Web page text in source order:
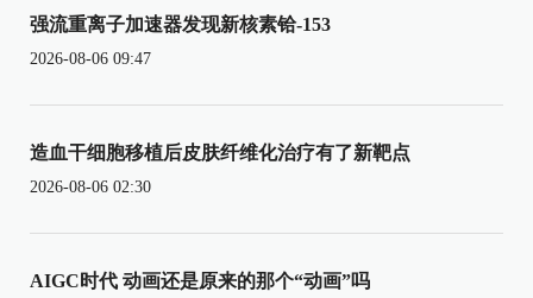
强流重离子加速器发现新核素铪-153
2026-08-06 09:47
造血干细胞移植后皮肤纤维化治疗有了新靶点
2026-08-06 02:30
AIGC时代 动画还是原来的那个“动画”吗